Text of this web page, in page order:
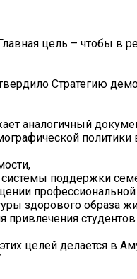
цель – чтобы в
Стратегию
аналогичный
политики
поддержки
здорового образа
привлечения
целей делается в